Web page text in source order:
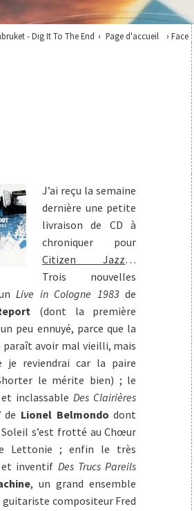
- Dig It To The End Page d'accueil Face
J’ai reçu la semaine
dernière une petite
livraison de CD à
chroniquer pour
Citizen Jazz…
Trois nouvelles
Live in Cologne 1983de
(dont la première
peu ennuyé, parce que la
paraît avoir mal vieilli, mais
je reviendrai car la paire
le mérite bien) ; le
inclassableDes Clairières
de Lionel Belmondo dont
Soleil s’est frotté au Chœur
Lettonie ; enfin le très
et inventif Des Trucs Pareils
, un grand ensemble
compositeur Fred